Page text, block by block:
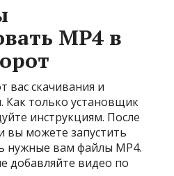
MP4 в
вас скачивания и
Как только установщик
инструкциям. После
вы можете запустить
нужные вам файлы MP4.
добавляйте видео по